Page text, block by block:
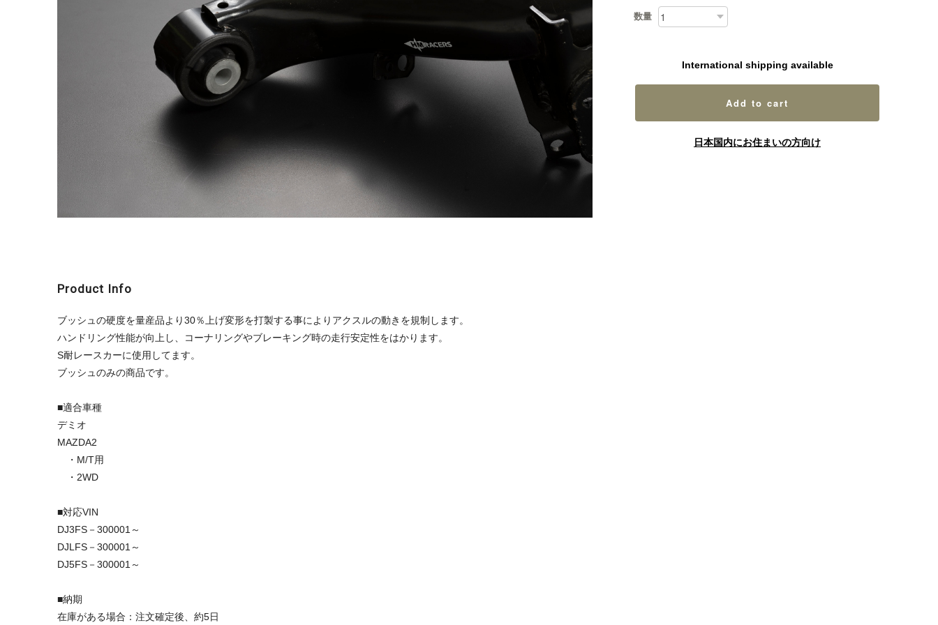
数量
International shipping available
Add to cart
日本国内にお住まいの方向け
Product Info
ブッシュの硬度を量産品より30％上げ変形を打製する事によりアクスルの動きを規制します。
ハンドリング性能が向上し、コーナリングやブレーキング時の走行安定性をはかります。
S耐レースカーに使用してます。
ブッシュのみの商品です。
■適合車種
デミオ
MAZDA2
・M/T用
・2WD
■対応VIN
DJ3FS－300001～
DJLFS－300001～
DJ5FS－300001～
■納期
在庫がある場合：注文確定後、約5日